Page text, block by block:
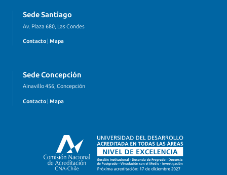
Sede Santiago
Av. Plaza 680, Las Condes
Contacto | Mapa
Sede Concepción
Ainavillo 456, Concepción
Contacto | Mapa